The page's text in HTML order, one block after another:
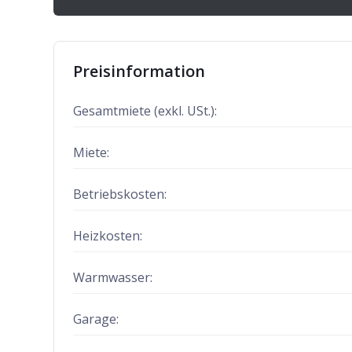
Preisinformation
Gesamtmiete (exkl. USt.):
Miete:
Betriebskosten:
Heizkosten:
Warmwasser:
Garage: